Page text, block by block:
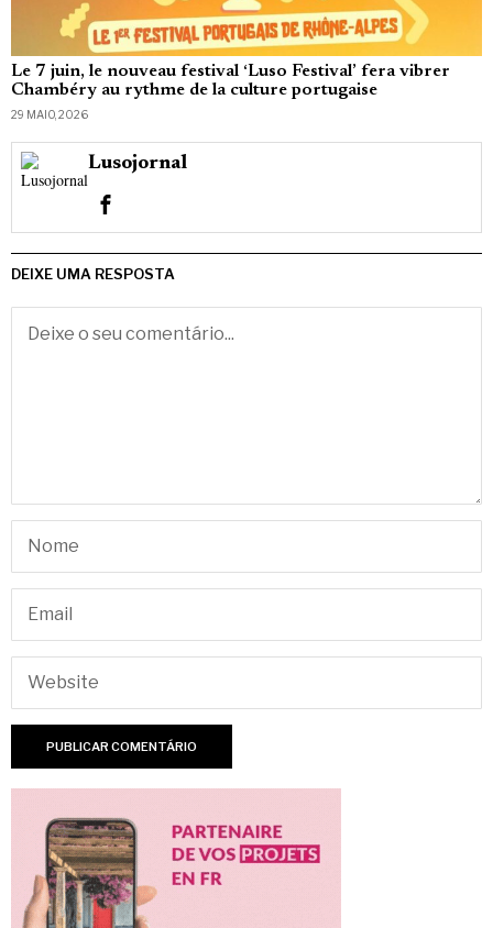
Le 7 juin, le nouveau festival ‘Luso Festival’ fera vibrer
Chambéry au rythme de la culture portugaise
29 MAIO, 2026
Lusojornal
DEIXE UMA RESPOSTA